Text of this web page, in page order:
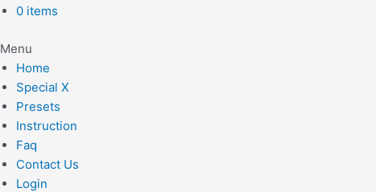
0 items
Menu
Home
Special X
Presets
Instruction
Faq
Contact Us
Login